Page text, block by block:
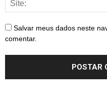
Salvar meus dados neste
comentar.